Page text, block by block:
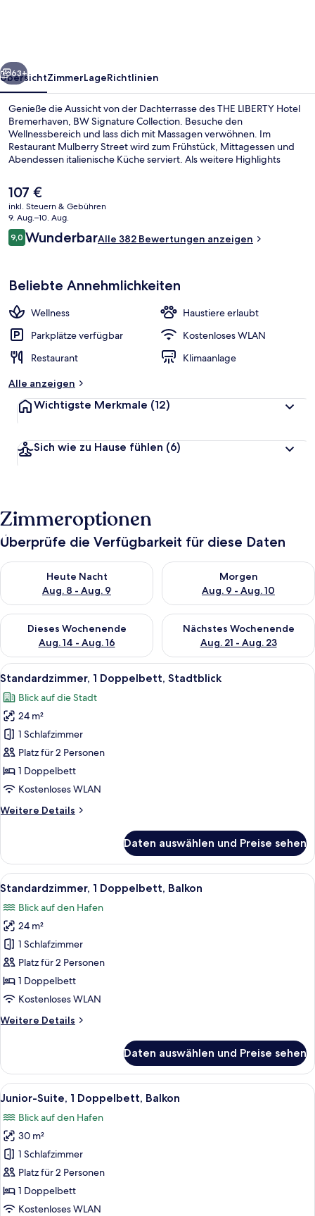
Collection
Weiter
63+
ÜbersichtZimmerLageRichtlinien
Genieße die Aussicht von der Dachterrasse des THE LIBERTY Hotel
Bremerhaven, BW Signature Collection. Besuche den
Wellnessbereich und lass dich mit Massagen verwöhnen. Im
Restaurant Mulberry Street wird zum Frühstück, Mittagessen und
Abendessen italienische Küche serviert. Als weitere Highlights
Fitnesscenter und einen Fitnessbereich.
Der
aktuelle
Preis
beträgt
107 €.
107 €
inkl. Steuern & Gebühren
9. Aug.–10. Aug.
Bewertungen
9,09,0 von 10.
WunderbarAlle 382 Bewertungen anzeigen
Beliebte Annehmlichkeiten
Wellness
Haustiere erlaubt
Parkplätze verfügbar
Kostenloses WLAN
Restaurant
Klimaanlage
Alle anzeigen
Wichtigste Merkmale (12)
Sich wie zu Hause fühlen (6)
Zimmeroptionen
Überprüfe die Verfügbarkeit für diese Daten
Heute Nacht
Aug. 8 - Aug. 9
Überprüfe die Verfügbarkeit für heute Nacht, Aug. 8 - Aug. 9.
Morgen
Aug. 9 - Aug. 10
Überprüfe die Verfügbarkeit
Dieses Wochenende
Aug. 14 - Aug. 16
Überprüfe die Verfügbarkeit für dieses Wochenende, Aug. 14
Nächstes Wochenende
Aug. 21 - Aug. 23
Überprüfe die Verfügbarkeit
Alle
Fotos
für
Standardzimmer,
Doppelbett,
Stadtblick
anzeigen
Ein Hotelzimmer mit einem großen
4
Standardzimmer, 1 Doppelbett, Stadtblick
Blick auf die Stadt
24 m²
1 Schlafzimmer
Platz für 2 Personen
1 Doppelbett
Kostenloses WLAN
Weitere Details
Weitere
1
Doppelbett,
Stadtblick
Daten auswählen und Preise sehen
Alle
Fotos
für
Standardzimmer,
Doppelbett,
Balkon
anzeigen
Ein Hotelzimmer mit Bett,
4
Standardzimmer, 1 Doppelbett, Balkon
Blick auf den Hafen
24 m²
1 Schlafzimmer
Platz für 2 Personen
1 Doppelbett
Kostenloses WLAN
Weitere Details
Weitere
1
Doppelbett,
Balkon
Daten auswählen und Preise sehen
Alle
Fotos
für
Junior-
Suite,
1
Doppelbett,
Balkon
Ein Zimmer mit zwei gestreiften
5
Junior-Suite, 1 Doppelbett, Balkon
Blick auf den Hafen
30 m²
1 Schlafzimmer
Platz für 2 Personen
1 Doppelbett
Kostenloses WLAN